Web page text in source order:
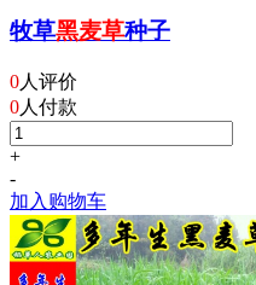
牧草黑麦草种子
0人评价
0人付款
+
-
加入购物车